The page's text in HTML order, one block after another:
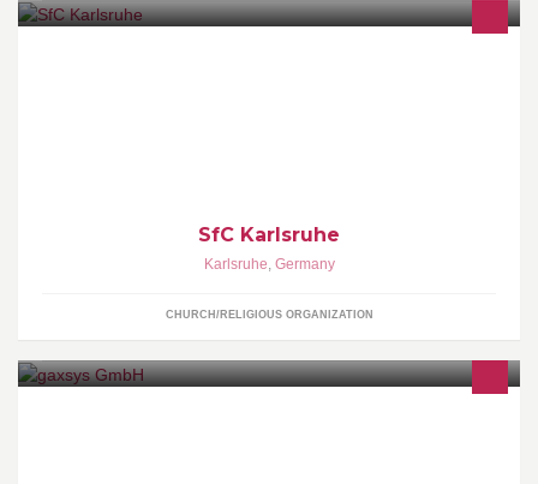
SfC Karlsruhe
Karlsruhe, Germany
CHURCH/RELIGIOUS ORGANIZATION